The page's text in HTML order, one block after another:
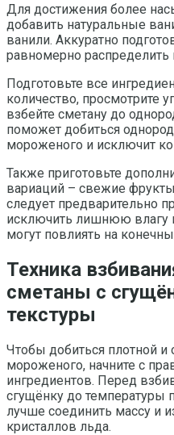
Для достижения более
добавить натуральные
ванили. Аккуратно
равномерно распределить
Подготовьте все
количество, просмотрите
взбейте сметану до
поможет добиться
мороженого и исключит
Также приготовьте
вариаций – свежие
следует предварительно
исключить лишнюю влагу
могут повлиять на
Техника
сметаны с
текстуры
Чтобы добиться плотной и
мороженого, начните с
ингредиентов. Перед
сгущёнку до температуры
лучше соединить массу и
кристаллов льда.